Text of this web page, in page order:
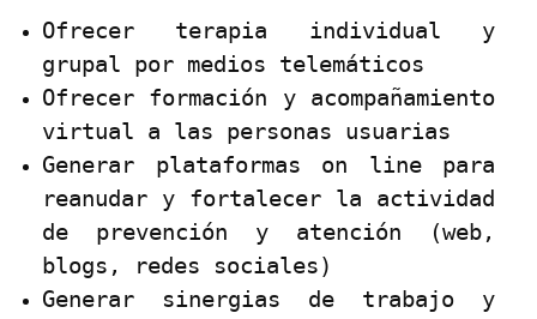
Ofrecer terapia individual y
grupal por medios telemáticos
Ofrecer formación y acompañamiento
virtual a las personas usuarias
Generar plataformas on line para
reanudar y fortalecer la actividad
de prevención y atención (web,
blogs, redes sociales)
Generar sinergias de trabajo y